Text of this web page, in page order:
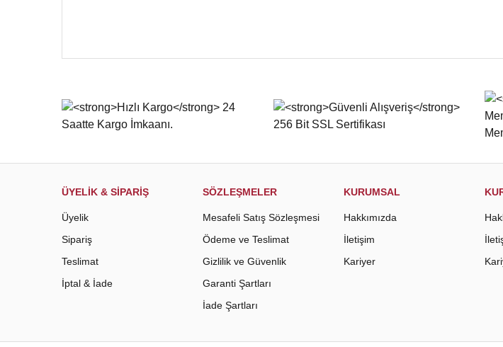
Bu ürünün fiyat bilgisi, resim, ürün açıklamalarında ve diğer konularda yetersiz gördüğünüz
Ürün resmi kalitesiz, bozuk veya görüntülenemiyor.
Ürün açıklamasında eksik bilgiler bulunuyor.
Bu ürüne benzer farklı alternatifler olmalı.
ÜYELİK & SİPARİŞ
Üyelik
Sipariş
Teslimat
İptal & İade
SÖZLEŞMELER
Mesafeli Satış Sözleşmesi
Ödeme ve Teslimat
Gizlilik ve Güvenlik
Garanti Şartları
İade Şartları
KURUMSAL
Hakkımızda
İletişim
Kariyer